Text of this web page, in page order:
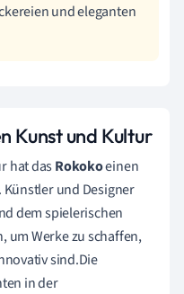
und eleganten
Kunst und Kultur
hat dasRokokoeinen
und Designer
dem spielerischen
um Werke zu schaffen,
sind.Die
in der